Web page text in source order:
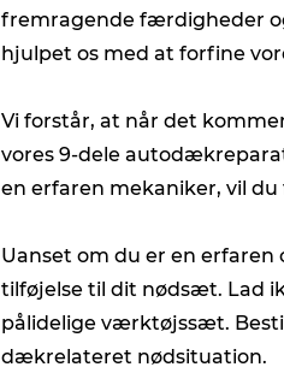
fremragende færdigheder
hjulpet os med at forfine
Vi forstår, at når det
vores 9-dele
en erfaren mekaniker, vil
Uanset om du er en
tilføjelse til dit nødsæt. Lad
pålidelige værktøjssæt.
dækrelateret nødsituation.